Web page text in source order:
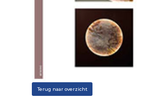
Terug naar overzicht